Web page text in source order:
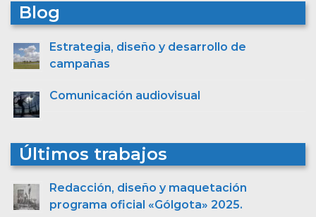
Blog
Estrategia, diseño y desarrollo de
campañas
Comunicación audiovisual
Últimos trabajos
Redacción, diseño y maquetación
programa oficial «Gólgota» 2025.